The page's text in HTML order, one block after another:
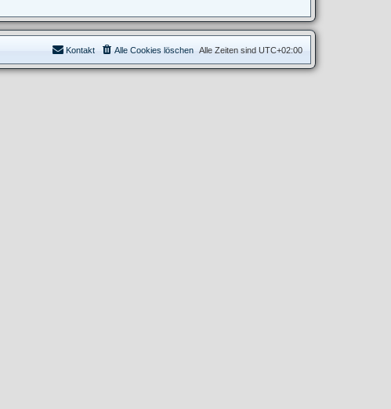
Alle Zeiten sind UTC+02:00
Alle Cookies löschen
Kontakt